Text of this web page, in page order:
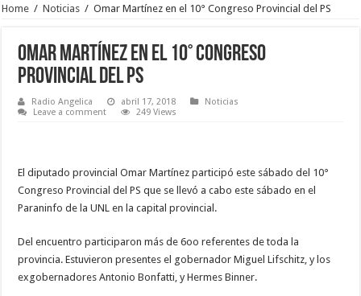
Home / Noticias / Omar Martínez en el 10° Congreso Provincial del PS
Omar Martínez en el 10° Congreso
Provincial del PS
Radio Angelica abril 17, 2018
Noticias
Leave a comment
249 Views
El diputado provincial Omar Martínez participó este sábado del 10°
Congreso Provincial del PS que se llevó a cabo este sábado en el
Paraninfo de la UNL en la capital provincial.
Del encuentro participaron más de 6oo referentes de toda la
provincia. Estuvieron presentes el gobernador Miguel Lifschitz, y los
exgobernadores Antonio Bonfatti, y Hermes Binner.